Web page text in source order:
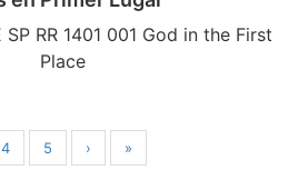
RR 1401 001 God in the First
Place
4 5 › »